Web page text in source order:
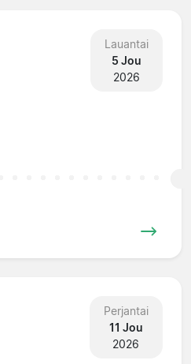
Lauantai
5 Jou
2026
Perjantai
11 Jou
2026